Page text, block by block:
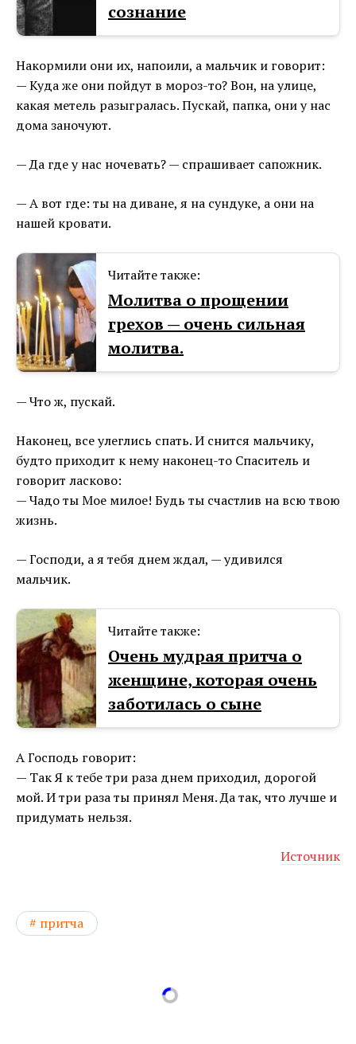
сознание
Накормили они их, напоили, а мальчик и говорит:
— Куда же они пойдут в мороз-то? Вон, на улице,
какая метель разыгралась. Пускай, папка, они у нас
дома заночуют.
— Да где у нас ночевать? — спрашивает сапожник.
— А вот где: ты на диване, я на сундуке, а они на
нашей кровати.
Читайте также:
Молитва о прощении
грехов — очень сильная
молитва.
— Что ж, пускай.
Наконец, все улеглись спать. И снится мальчику,
будто приходит к нему наконец-то Спаситель и
говорит ласково:
— Чадо ты Мое милое! Будь ты счастлив на всю твою
жизнь.
— Господи, а я тебя днем ждал, — удивился
мальчик.
Читайте также:
Очень мудрая притча о
женщине, которая очень
заботилась о сыне
А Господь говорит:
— Так Я к тебе три раза днем приходил, дорогой
мой. И три раза ты принял Меня. Да так, что лучше и
придумать нельзя.
Источник
притча